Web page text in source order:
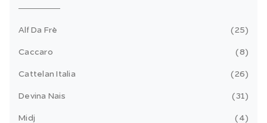
Alf Da Frè 25
Caccaro 8
Cattelan Italia 26
Devina Nais 31
Midj 4